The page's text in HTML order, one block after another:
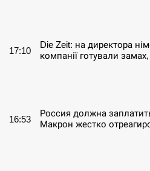
17:10
Die Zeit: на директора
компанії готували
16:53
Россия должна
Макрон жестко